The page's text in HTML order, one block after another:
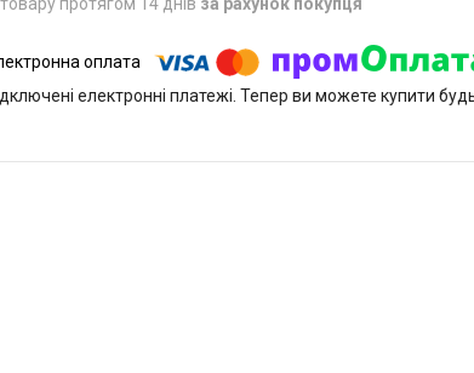
протягом 14 днів за рахунок покупця
електронні платежі. Тепер ви можете купити